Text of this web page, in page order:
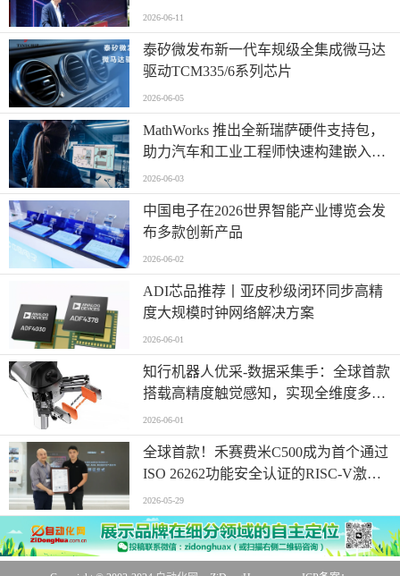
2026-06-11
泰矽微发布新一代车规级全集成微马达
驱动TCM335/6系列芯片
2026-06-05
MathWorks 推出全新瑞萨硬件支持包，
助力汽车和工业工程师快速构建嵌入式
系统原型
2026-06-03
中国电子在2026世界智能产业博览会发
布多款创新产品
2026-06-02
ADI芯品推荐丨亚皮秒级闭环同步高精
度大规模时钟网络解决方案
2026-06-01
知行机器人优采-数据采集手：全球首款
搭载高精度触觉感知，实现全维度多模
态同步采集
2026-06-01
全球首款！禾赛费米C500成为首个通过
ISO 26262功能安全认证的RISC-V激光
雷达主控芯片
2026-05-29